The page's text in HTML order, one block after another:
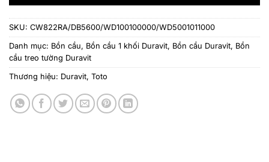
SKU: CW822RA/DB5600/WD100100000/WD5001011000
Danh mục: Bồn cầu, Bồn cầu 1 khối Duravit, Bồn cầu Duravit, Bồn
cầu treo tường Duravit
Thương hiệu: Duravit, Toto